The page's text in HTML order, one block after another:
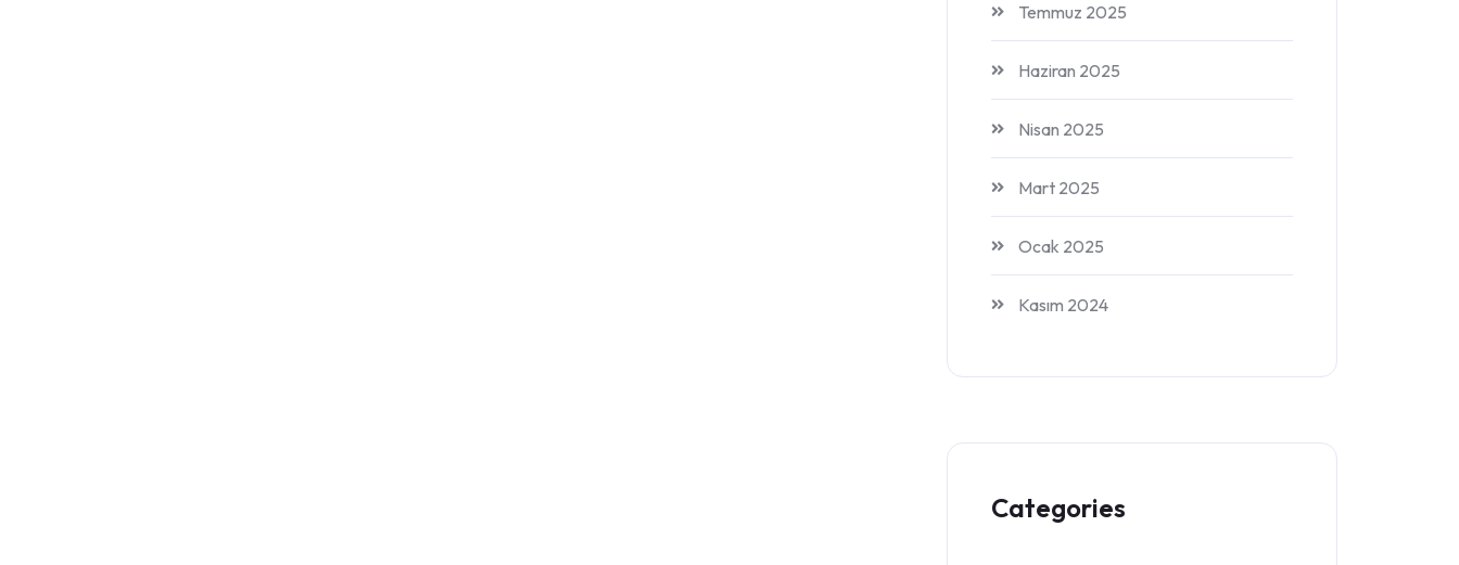
Temmuz 2025
Haziran 2025
Nisan 2025
Mart 2025
Ocak 2025
Kasım 2024
Categories